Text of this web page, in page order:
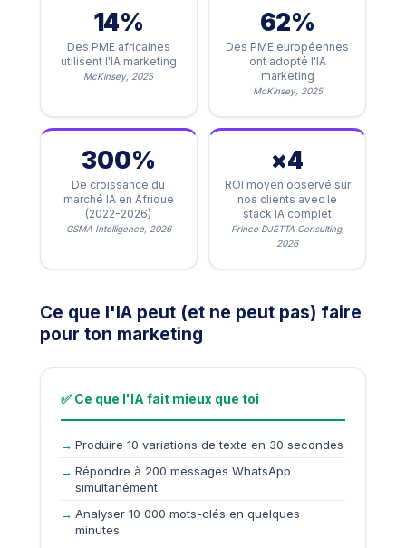
14%
Des PME africaines
utilisent l'IA marketing
McKinsey, 2025
62%
Des PME européennes
ont adopté l'IA
marketing
McKinsey, 2025
300%
De croissance du
marché IA en Afrique
(2022-2026)
GSMA Intelligence, 2026
×4
ROI moyen observé sur
nos clients avec le
stack IA complet
Prince DJETTA Consulting,
2026
Ce que l'IA peut (et ne peut pas) faire
pour ton marketing
✅ Ce que l'IA fait mieux que toi
Produire 10 variations de texte en 30 secondes
Répondre à 200 messages WhatsApp
simultanément
Analyser 10 000 mots-clés en quelques
minutes